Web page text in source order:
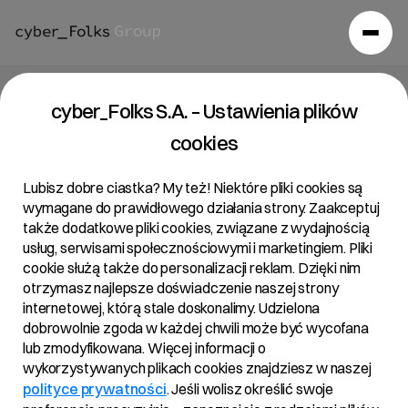
Raport bieżący 7/2023
Temat:
Pierwsze zawiadomienie akcjonariuszy R22 S.A. o
zamiarze połączenia R22 S.A. z cyber_Folks S.A.
Podstawa prawna:
Inne uregulowania
cyber_Folks S.A. – Ustawienia plików
cookies
Lubisz dobre ciastka? My też! Niektóre pliki cookies są
wymagane do prawidłowego działania strony. Zaakceptuj
także dodatkowe pliki cookies, związane z wydajnością
usług, serwisami społecznościowymi i marketingiem. Pliki
cookie służą także do personalizacji reklam. Dzięki nim
otrzymasz najlepsze doświadczenie naszej strony
internetowej, którą stale doskonalimy. Udzielona
dobrowolnie zgoda w każdej chwili może być wycofana
lub zmodyfikowana. Więcej informacji o
wykorzystywanych plikach cookies znajdziesz w naszej
polityce prywatności. Jeśli wolisz określić swoje